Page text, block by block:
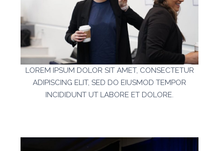
LOREM IPSUM DOLOR SIT AMET, CONSECTETUR
ADIPISCING ELIT, SED DO EIUSMOD TEMPOR
INCIDIDUNT UT LABORE ET DOLORE.